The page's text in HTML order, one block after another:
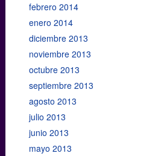
febrero 2014
enero 2014
diciembre 2013
noviembre 2013
octubre 2013
septiembre 2013
agosto 2013
julio 2013
junio 2013
mayo 2013